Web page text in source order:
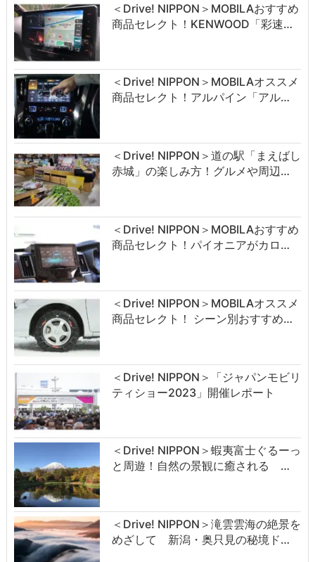
＜Drive! NIPPON＞MOBILAおすすめ
商品セレクト！KENWOOD「彩速…
＜Drive! NIPPON＞MOBILAオススメ
商品セレクト！アルパイン「アル…
＜Drive! NIPPON＞道の駅「まえばし
赤城」の楽しみ方！グルメや周辺…
＜Drive! NIPPON＞MOBILAおすすめ
商品セレクト！パイオニアがカロ…
＜Drive! NIPPON＞MOBILAオススメ
商品セレクト！ シーン別おすすめ…
＜Drive! NIPPON＞「ジャパンモビリ
ティショー2023」開催レポート
＜Drive! NIPPON＞蝦夷富士ぐるーっ
と周遊！自然の景観に癒される …
＜Drive! NIPPON＞滝雲雲海の絶景を
めざして 新潟・奥只見の秘境ド…